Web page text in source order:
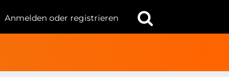
Anmelden oder registrieren